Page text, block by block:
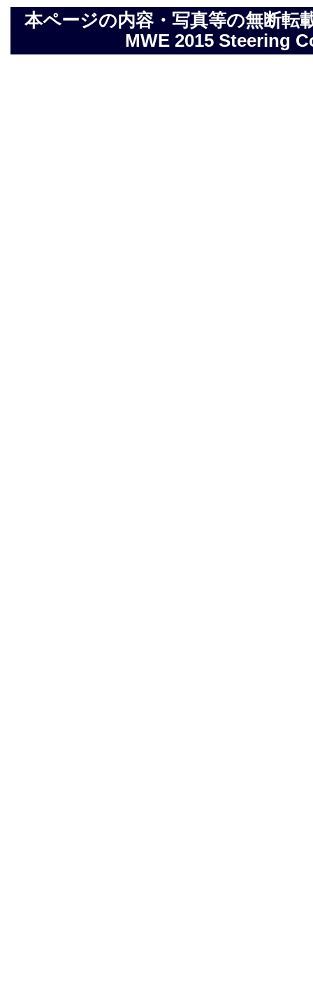
本ページの内容・写真等の無断
MWE 2015 Steering